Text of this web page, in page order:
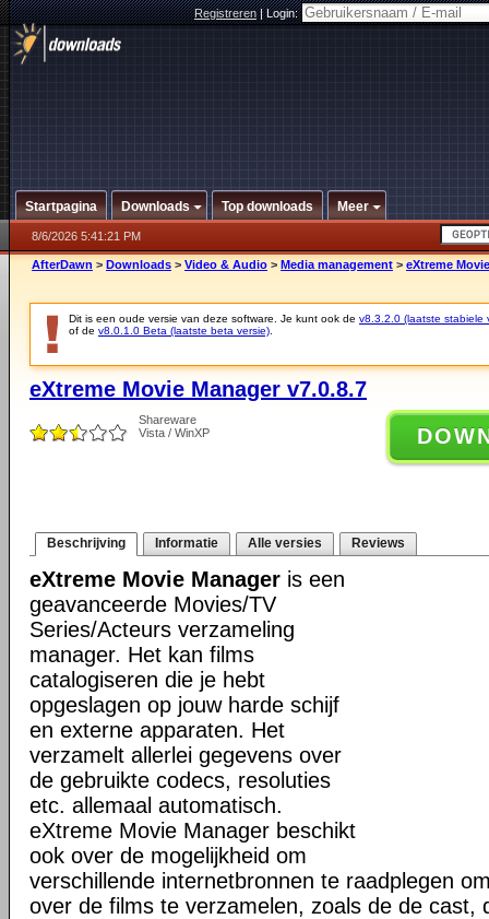
Registreren|Login:
Startpagina Downloads Top downloads Meer
8/6/2026 5:41:21 PM
AfterDawn > Downloads > Video & Audio > Media management > eXtreme
Dit is een oude versie van deze software. Je kunt ook de v8.3.2.0 (laatste stabiele
of de v8.0.1.0 Beta (laatste beta versie)
eXtreme Movie Manager v7.0.8.7
Shareware
Vista / WinXP
Beschrijving Informatie Alle versies Reviews
eXtreme Movie Manager is een
geavanceerde Movies/TV
Series/Acteurs verzameling
manager. Het kan films
catalogiseren die je hebt
opgeslagen op jouw harde schijf
en externe apparaten. Het
verzamelt allerlei gegevens over
de gebruikte codecs, resoluties
etc. allemaal automatisch.
eXtreme Movie Manager beschikt
ook over de mogelijkheid om
verschillende internetbronnen te raadplegen
over de films te verzamelen, zoals de de cast,